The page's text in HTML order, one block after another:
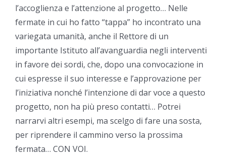
l’accoglienza e l’attenzione al progetto… Nelle
fermate in cui ho fatto “tappa” ho incontrato una
variegata umanità, anche il Rettore di un
importante Istituto all’avanguardia negli interventi
in favore dei sordi, che, dopo una convocazione in
cui espresse il suo interesse e l’approvazione per
l’iniziativa nonché l’intenzione di dar voce a questo
progetto, non ha più preso contatti… Potrei
narrarvi altri esempi, ma scelgo di fare una sosta,
per riprendere il cammino verso la prossima
fermata… CON VOI.